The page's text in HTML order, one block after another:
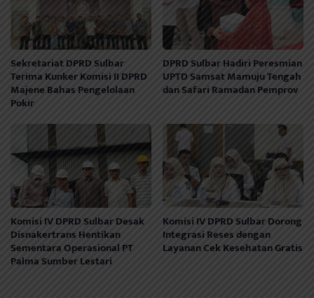
Sekretariat DPRD Sulbar
Terima Kunker Komisi II DPRD
Majene Bahas Pengelolaan
Pokir
DPRD Sulbar Hadiri Peresmian
UPTD Samsat Mamuju Tengah
dan Safari Ramadan Pemprov
Komisi IV DPRD Sulbar Desak
Disnakertrans Hentikan
Sementara Operasional PT
Palma Sumber Lestari
Komisi IV DPRD Sulbar Dorong
Integrasi Reses dengan
Layanan Cek Kesehatan Gratis